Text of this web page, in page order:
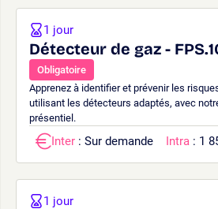
Détecteur de gaz -
Obligatoire
Apprenez à identifier et prévenir les
utilisant les détecteurs adaptés, avec
présentiel.
1 jour
Inter : Sur demande Intra : 1
1 jour